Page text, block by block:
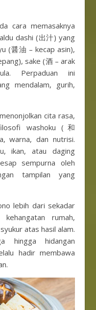
cara memasaknya
dashi (出汁) yang
(醤油 – kecap asin),
sake (酒 – arak
Perpaduan ini
mendalam, gurih,
cita rasa,
washoku (和
warna, dan nutrisi.
ikan, atau daging
sempurna oleh
tampilan yang
lebih dari sekadar
rumah,
atas hasil alam.
hingga hidangan
hadir membawa